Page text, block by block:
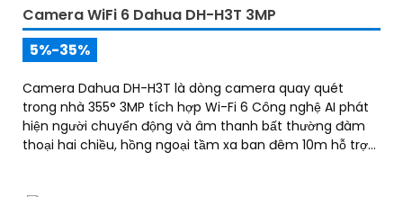
Camera WiFi 6 Dahua DH-H3T 3MP
5%-35%
Camera Dahua DH-H3T là dòng camera quay quét
trong nhà 355° 3MP tích hợp Wi-Fi 6 Công nghệ AI phát
hiện người chuyển động và âm thanh bất thường đàm
thoại hai chiều, hồng ngoại tầm xa ban đêm 10m hỗ trợ